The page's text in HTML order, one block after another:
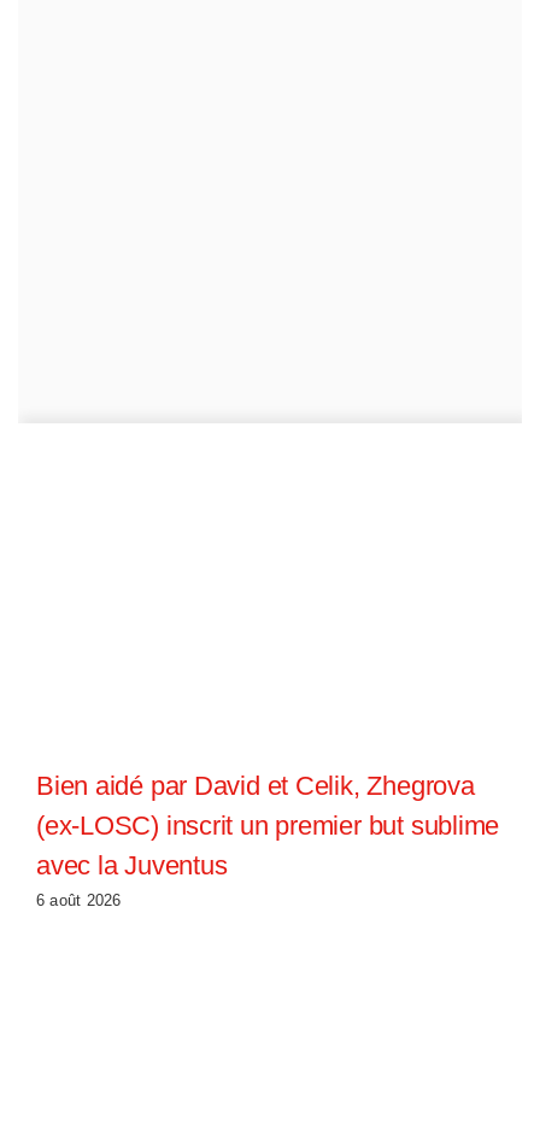
Bien aidé par David et Celik, Zhegrova
(ex-LOSC) inscrit un premier but sublime
avec la Juventus
6 août 2026